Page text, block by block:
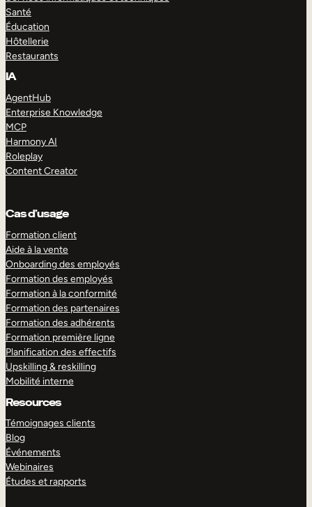
Santé
Éducation
Hôtellerie
Restaurants
IA
AgentHub
Enterprise Knowledge
MCP
Harmony AI
Roleplay
Content Creator
Cas d’usage
Formation client
Aide à la vente
Onboarding des employés
Formation des employés
Formation à la conformité
Formation des partenaires
Formation des adhérents
Formation première ligne
Planification des effectifs
Upskilling & reskilling
Mobilité interne
Resources
Témoignages clients
Blog
Événements
Webinaires
Études et rapports